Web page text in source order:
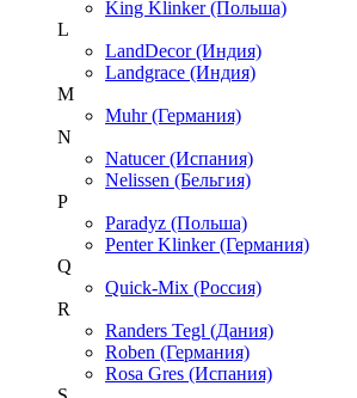
King Klinker (Польша)
L
LandDecor (Индия)
Landgrace (Индия)
M
Muhr (Германия)
N
Natucer (Испания)
Nelissen (Бельгия)
P
Paradyz (Польша)
Penter Klinker (Германия)
Q
Quick-Mix (Россия)
R
Randers Tegl (Дания)
Roben (Германия)
Rosa Gres (Испания)